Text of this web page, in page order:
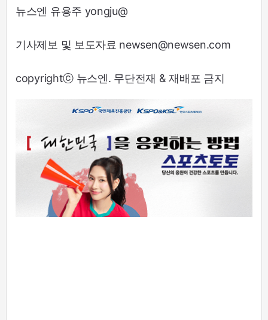
뉴스엔 유용주 yongju@
기사제보 및 보도자료 newsen@newsen.com
copyrightⓒ 뉴스엔. 무단전재 & 재배포 금지